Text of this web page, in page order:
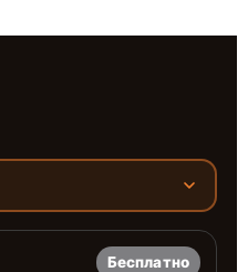
Бесплатно